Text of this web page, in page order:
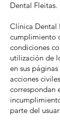
Dental Fleitas.
Clínica Dental
cumplimiento
condiciones
utilización de
en sus
acciones
correspondan
parte del